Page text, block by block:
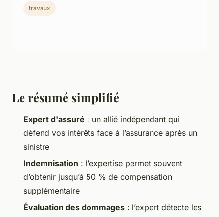
Le résumé simplifié
Expert d'assuré : un allié indépendant qui
défend vos intérêts face à l’assurance après un
sinistre
Indemnisation : l’expertise permet souvent
d’obtenir jusqu’à 50 % de compensation
supplémentaire
Évaluation des dommages : l’expert détecte les
travaux